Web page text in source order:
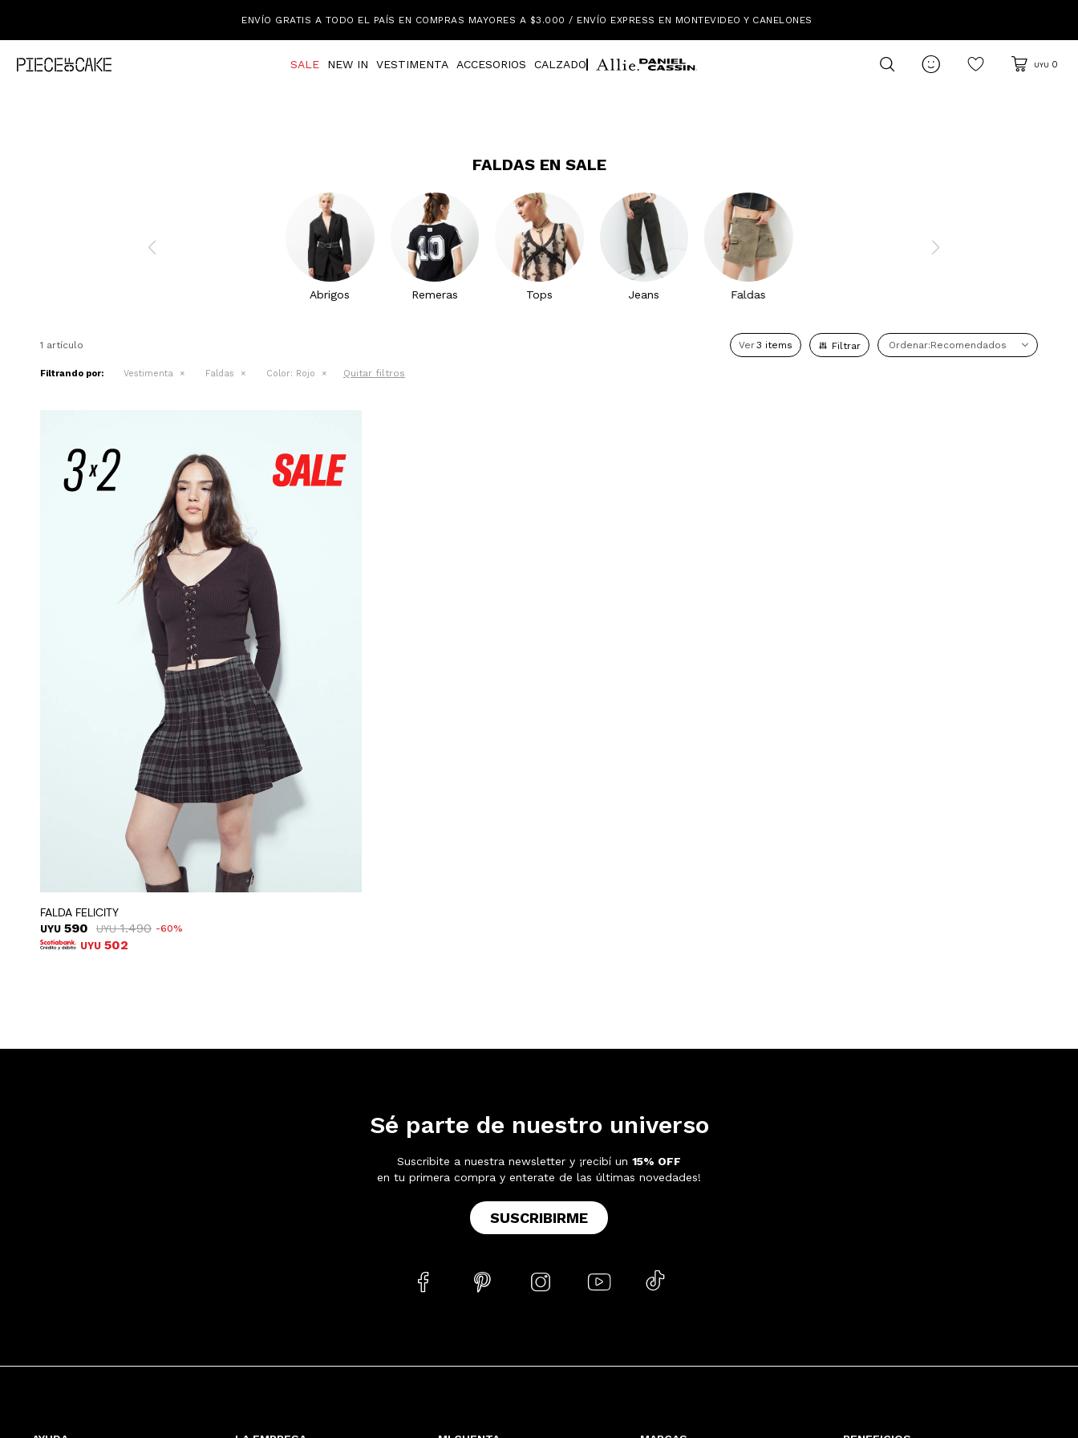
ENVÍO GRATIS A TODO EL PAÍS EN COMPRAS MAYORES A $3.000 / ENVÍO EXPRESS EN MONTEVIDEO Y CANELONES
SALE NEW IN VESTIMENTA ACCESORIOS CALZADO  UYU 0
FALDAS EN SALE
Abrigos Remeras Tops Jeans Faldas
Ver
1 artículo Recomendados
Filtrando por: Vestimenta Faldas Color: Rojo Quitar filtros
FALDA FELICITY
UYU 590 UYU 1.490 60
UYU 502
Sé parte de nuestro universo
Suscribite a nuestra newsletter y ¡recibí un 15% OFF
en tu primera compra y enterate de las últimas novedades!
SUSCRIBIRME
    